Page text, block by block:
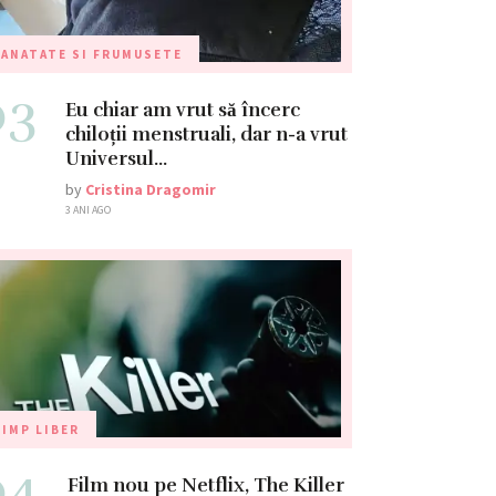
SI FRUMUSETE
Eu chiar am vrut să încerc
chiloții menstruali, dar n-a vrut
Universul…
by Cristina Dragomir
3 ANI AGO
LIBER
Film nou pe Netflix, The Killer